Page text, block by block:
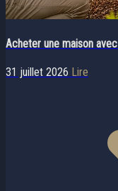
Acheter une maison
31 juillet 2026 Lire